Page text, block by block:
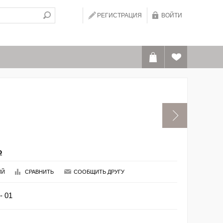
РЕГИСТРАЦИЯ ВОЙТИ
СРАВНИТЬ СООБЩИТЬ ДРУГУ
01